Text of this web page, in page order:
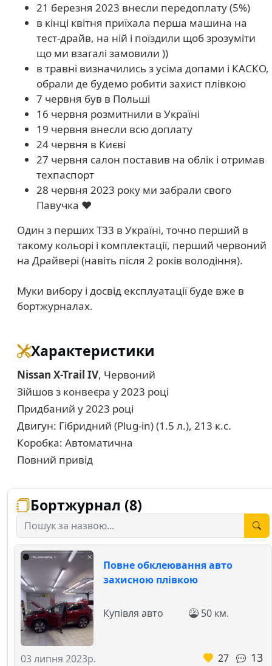
21 березня 2023 внесли передоплату (5%)
в кінці квітня приїхала перша машина на
тест-драйв, на ній і поїздили щоб зрозуміти
що ми взагалі замовили ))
в травні визначились з усіма допами і КАСКО,
обрали де будемо робити захист плівкою
7 червня був в Польші
16 червня розмитнили в Україні
19 червня внесли всю доплату
24 червня в Києві
27 червня салон поставив на облік і отримав
техпаспорт
28 червня 2023 року ми забрали свого
Павучка ❤️
Один з перших T33 в Україні, точно перший в
такому кольорі і комплектації, перший червоний
на Драйвері (навіть після 2 років володіння).
Муки вибору і досвід експлуатації буде вже в
бортжурналах.
Характеристики
Nissan X-Trail IV, Червоний
Зійшов з конвеєра у 2023 році
Придбаний у 2023 році
Двигун: Гібридний (Plug-in) (1.5 л.), 213 к.с.
Коробка: Автоматична
Повний привід
Бортжурнал (8)
Повне обклеювання авто
захисною плівкою
03 липня 2023р.
Купівля авто 50 км.
27 13